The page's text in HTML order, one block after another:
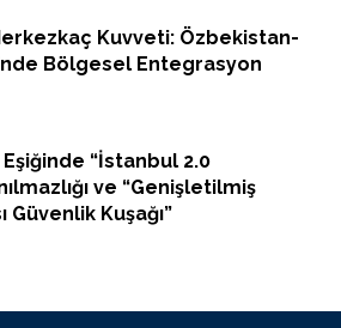
Kuvveti: Özbekistan-
Bölgesel Entegrasyon
“İstanbul 2.0
ve “Genişletilmiş
Güvenlik Kuşağı”